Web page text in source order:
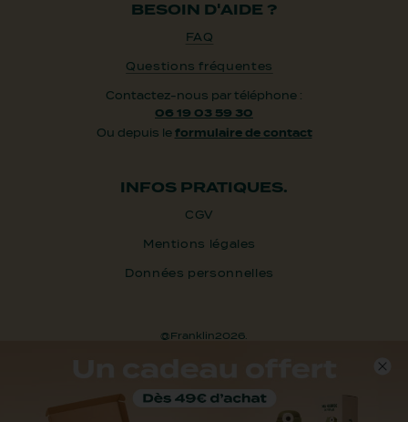
@Franklin2026.
BESOIN D'AIDE ?
FAQ
Questions fréquentes
Contactez-nous par téléphone :
06 19 03 59 30
Ou depuis le formulaire de contact
INFOS PRATIQUES.
CGV
Mentions légales
Données personnelles